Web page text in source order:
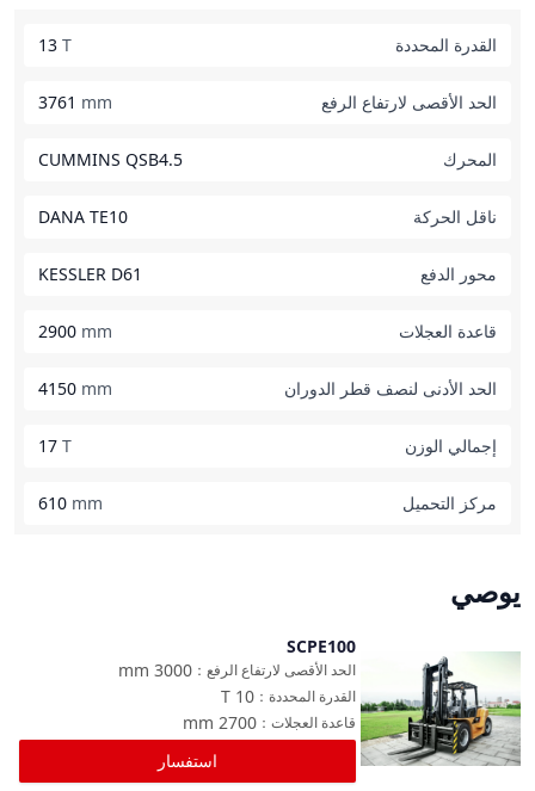
القدرة المحددة 13 T
الحد الأقصى لارتفاع الرفع 3761 mm
المحرك CUMMINS QSB4.5
ناقل الحركة DANA TE10
محور الدفع KESSLER D61
قاعدة العجلات 2900 mm
الحد الأدنى لنصف قطر الدوران 4150 mm
إجمالي الوزن 17 T
مركز التحميل 610 mm
يوصي
مقارنة
SCPE100
3000
mm الحد الأقصى لارتفاع الرفع ：
10
T القدرة المحددة ：
2700
mm قاعدة العجلات ：
استفسار